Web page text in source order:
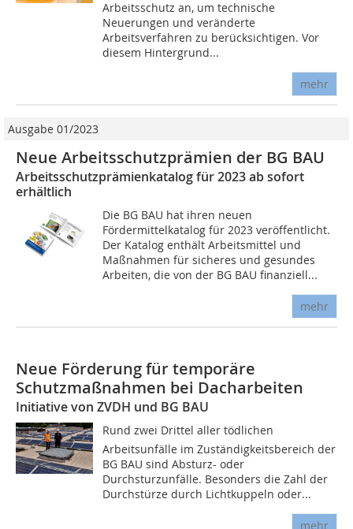
Arbeitsschutz an, um technische
Neuerungen und veränderte
Arbeitsverfahren zu berücksichtigen. Vor
diesem Hintergrund...
mehr
Ausgabe 01/2023
Neue Arbeitsschutzprämien der BG BAU
Arbeitsschutzprämienkatalog für 2023 ab sofort
erhältlich
Die BG BAU hat ihren neuen
Fördermittelkatalog für 2023 veröffentlicht.
Der Katalog enthält Arbeitsmittel und
Maßnahmen für sicheres und gesundes
Arbeiten, die von der BG BAU finanziell...
mehr
Neue Förderung für temporäre
Schutzmaßnahmen bei Dacharbeiten
Initiative von ZVDH und BG BAU
Rund zwei Drittel aller tödlichen
Arbeitsunfälle im Zuständigkeitsbereich der
BG BAU sind Absturz- oder
Durchsturzunfälle. Besonders die Zahl der
Durchstürze durch Lichtkuppeln oder...
mehr